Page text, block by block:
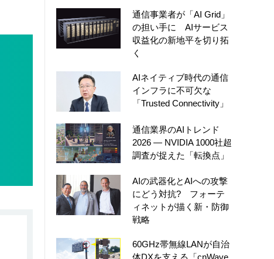
通信事業者が「AI Grid」
の担い手に AIサービス
収益化の新地平を切り拓
く
AIネイティブ時代の通信
インフラに不可欠な
「Trusted Connectivity」
通信業界のAIトレンド
2026 ― NVIDIA 1000社超
調査が捉えた「転換点」
AIの武器化とAIへの攻撃
にどう対抗? フォーテ
ィネットが描く新・防御
戦略
60GHz帯無線LANが自治